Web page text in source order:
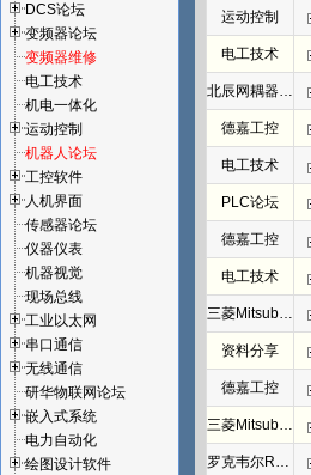
DCS论坛
变频器论坛
变频器维修
电工技术
机电一体化
运动控制
机器人论坛
工控软件
人机界面
传感器论坛
仪器仪表
机器视觉
现场总线
工业以太网
串口通信
无线通信
研华物联网论坛
嵌入式系统
电力自动化
绘图设计软件
运动控制
电工技术
北辰网耦器与分布式 I/O 一体机体
德嘉工控
电工技术
PLC论坛
德嘉工控
电工技术
三菱Mitsubishi
资料分享
德嘉工控
三菱Mitsubishi
罗克韦尔Rockwell(AB)